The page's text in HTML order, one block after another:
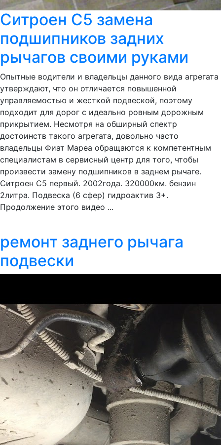
Ситроен С5 замена
подшипников задних
рычагов своими руками
Опытные водители и владельцы данного вида агрегата
утверждают, что он отличается повышенной
управляемостью и жесткой подвеской, поэтому
подходит для дорог с идеально ровным дорожным
прикрытием. Несмотря на обширный спектр
достоинств такого агрегата, довольно часто
владельцы Фиат Мареа обращаются к компетентным
специалистам в сервисный центр для того, чтобы
произвести замену подшипников в заднем рычаге.
Ситроен С5 первый. 2002года. 320000км. бензин
2литра. Подвеска (6 сфер) гидроактив 3+.
Продолжение этого видео ...
ремонт заднего рычага
подвески